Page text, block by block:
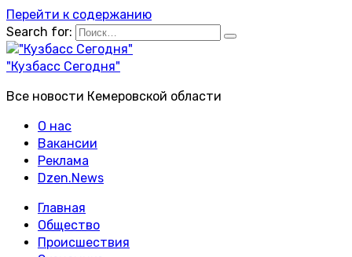
Перейти к содержанию
Search for:
"Кузбасс Сегодня"
Все новости Кемеровской области
О нас
Вакансии
Реклама
Dzen.News
Главная
Общество
Происшествия